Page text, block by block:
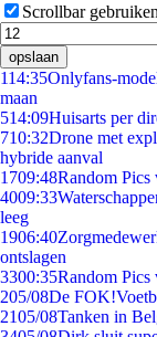
Scrollbar gebruiken
opslaan
114:35Onlyfans-
maan
514:09Huisarts per
710:32Drone met
hybride aanval
1709:48Random Pics
4009:33
leeg
1906:40
ontslagen
3300:35Random Pics
205/08De
2105/08Tanken in